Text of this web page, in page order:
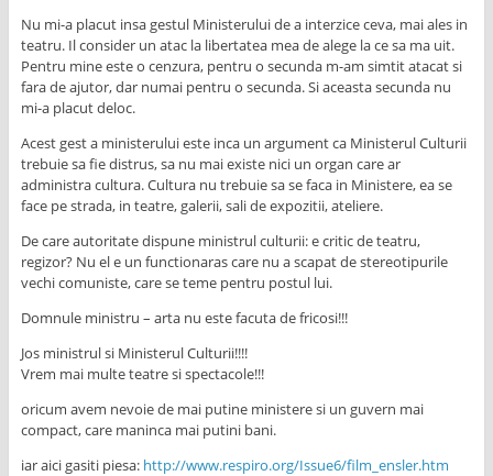
Nu mi-a placut insa gestul Ministerului de a interzice ceva, mai ales in
teatru. Il consider un atac la libertatea mea de alege la ce sa ma uit.
Pentru mine este o cenzura, pentru o secunda m-am simtit atacat si
fara de ajutor, dar numai pentru o secunda. Si aceasta secunda nu
mi-a placut deloc.
Acest gest a ministerului este inca un argument ca Ministerul Culturii
trebuie sa fie distrus, sa nu mai existe nici un organ care ar
administra cultura. Cultura nu trebuie sa se faca in Ministere, ea se
face pe strada, in teatre, galerii, sali de expozitii, ateliere.
De care autoritate dispune ministrul culturii: e critic de teatru,
regizor? Nu el e un functionaras care nu a scapat de stereotipurile
vechi comuniste, care se teme pentru postul lui.
Domnule ministru – arta nu este facuta de fricosi!!!
Jos ministrul si Ministerul Culturii!!!!
Vrem mai multe teatre si spectacole!!!
oricum avem nevoie de mai putine ministere si un guvern mai
compact, care maninca mai putini bani.
iar aici gasiti piesa: http://www.respiro.org/Issue6/film_ensler.htm